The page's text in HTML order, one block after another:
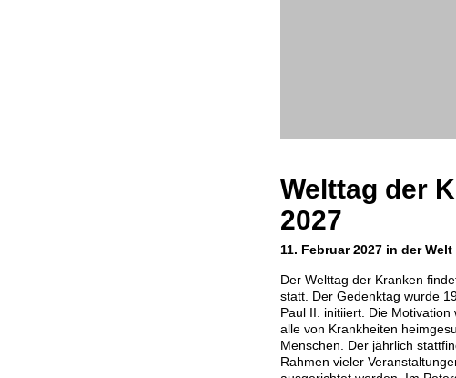
Welttag der
2027
11. Februar 2027 in der Welt
Der Welttag der Kranken
statt. Der Gedenktag wurde
Paul II. initiiert. Die
alle von Krankheiten
Menschen. Der jährlich
Rahmen vieler